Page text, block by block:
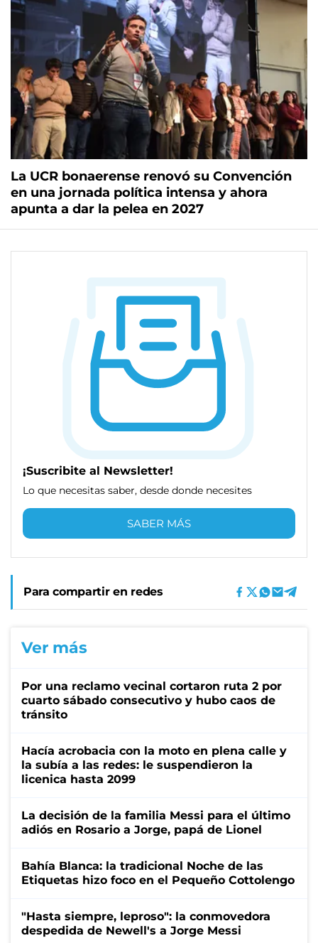
La UCR bonaerense renovó su Convención
en una jornada política intensa y ahora
apunta a dar la pelea en 2027
¡Suscribite al Newsletter!
Lo que necesitas saber, desde donde necesites
SABER MÁS
Para compartir en redes
Ver más
Por una reclamo vecinal cortaron ruta 2 por
cuarto sábado consecutivo y hubo caos de
tránsito
Hacía acrobacia con la moto en plena calle y
la subía a las redes: le suspendieron la
licenica hasta 2099
La decisión de la familia Messi para el último
adiós en Rosario a Jorge, papá de Lionel
Bahía Blanca: la tradicional Noche de las
Etiquetas hizo foco en el Pequeño Cottolengo
"Hasta siempre, leproso": la conmovedora
despedida de Newell's a Jorge Messi